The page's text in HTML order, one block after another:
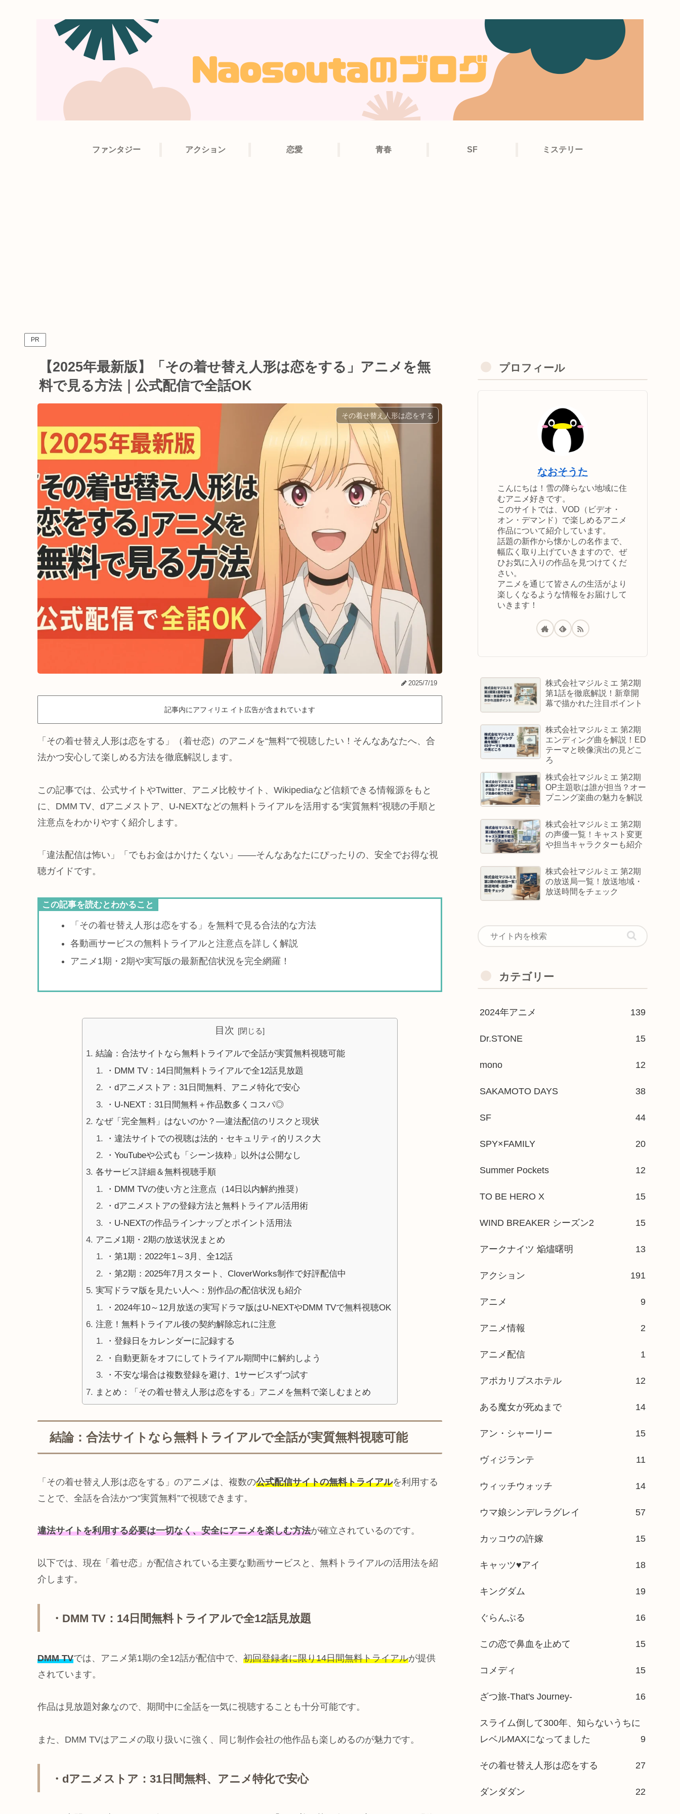
ファンタジー アクション 恋愛 青春 SF ミステリー
PR
【2025年最新版】「その着せ替え人形は恋をする」アニメを無
料で見る方法｜公式配信で全話OK
その着せ替え人形は恋をする
2025/7/19
記事内にアフィリエ イト広告が含まれています
「その着せ替え人形は恋をする」（着せ恋）のアニメを“無料”で視聴したい！そんなあなたへ、合
法かつ安心して楽しめる方法を徹底解説します。
この記事では、公式サイトやTwitter、アニメ比較サイト、Wikipediaなど信頼できる情報源をもと
に、DMM TV、dアニメストア、U‑NEXTなどの無料トライアルを活用する“実質無料”視聴の手順と
注意点をわかりやすく紹介します。
「違法配信は怖い」「でもお金はかけたくない」――そんなあなたにぴったりの、安全でお得な視
聴ガイドです。
この記事を読むとわかること
「その着せ替え人形は恋をする」を無料で見る合法的な方法
各動画サービスの無料トライアルと注意点を詳しく解説
アニメ1期・2期や実写版の最新配信状況を完全網羅！
目次
結論：合法サイトなら無料トライアルで全話が実質無料視聴可能
・DMM TV：14日間無料トライアルで全12話見放題
・dアニメストア：31日間無料、アニメ特化で安心
・U-NEXT：31日間無料＋作品数多くコスパ◎
なぜ「完全無料」はないのか？—違法配信のリスクと現状
・違法サイトでの視聴は法的・セキュリティ的リスク大
・YouTubeや公式も「シーン抜粋」以外は公開なし
各サービス詳細＆無料視聴手順
・DMM TVの使い方と注意点（14日以内解約推奨）
・dアニメストアの登録方法と無料トライアル活用術
・U-NEXTの作品ラインナップとポイント活用法
アニメ1期・2期の放送状況まとめ
・第1期：2022年1～3月、全12話
・第2期：2025年7月スタート、CloverWorks制作で好評配信中
実写ドラマ版を見たい人へ：別作品の配信状況も紹介
・2024年10～12月放送の実写ドラマ版はU-NEXTやDMM TVで無料視聴OK
注意！無料トライアル後の契約解除忘れに注意
・登録日をカレンダーに記録する
・自動更新をオフにしてトライアル期間中に解約しよう
・不安な場合は複数登録を避け、1サービスずつ試す
まとめ：「その着せ替え人形は恋をする」アニメを無料で楽しむまとめ
結論：合法サイトなら無料トライアルで全話が実質無料視聴可能
「その着せ替え人形は恋をする」のアニメは、複数の公式配信サイトの無料トライアルを利用する
ことで、全話を合法かつ“実質無料”で視聴できます。
違法サイトを利用する必要は一切なく、安全にアニメを楽しむ方法が確立されているのです。
以下では、現在「着せ恋」が配信されている主要な動画サービスと、無料トライアルの活用法を紹
介します。
・DMM TV：14日間無料トライアルで全12話見放題
DMM TVでは、アニメ第1期の全12話が配信中で、 初回登録者に限り14日間無料トライアルが提供
されています。
作品は見放題対象なので、期間中に全話を一気に視聴することも十分可能です。
また、DMM TVはアニメの取り扱いに強く、同じ制作会社の他作品も楽しめるのが魅力です。
・dアニメストア：31日間無料、アニメ特化で安心
プロフィール
なおそうた
こんにちは！雪の降らない地域に住
むアニメ好きです。
このサイトでは、VOD（ビデオ・
オン・デマンド）で楽しめるアニメ
作品について紹介しています。
話題の新作から懐かしの名作まで、
幅広く取り上げていきますので、ぜ
ひお気に入りの作品を見つけてくだ
さい。
アニメを通じて皆さんの生活がより
楽しくなるような情報をお届けして
いきます！
株式会社マジルミエ 第2期
第1話を徹底解説！新章開
幕で描かれた注目ポイント
株式会社マジルミエ 第2期
エンディング曲を解説！ED
テーマと映像演出の見どこ
ろ
株式会社マジルミエ 第2期
OP主題歌は誰が担当？オー
プニング楽曲の魅力を解説
株式会社マジルミエ 第2期
の声優一覧！キャスト変更
や担当キャラクターも紹介
株式会社マジルミエ 第2期
の放送局一覧！放送地域・
放送時間をチェック
カテゴリー
2024年アニメ 139
Dr.STONE 15
mono 12
SAKAMOTO DAYS 38
SF 44
SPY×FAMILY 20
Summer Pockets 12
TO BE HERO X 15
WIND BREAKER シーズン2 15
アークナイツ 焔燼曙明 13
アクション 191
アニメ 9
アニメ情報 2
アニメ配信 1
アポカリプスホテル 12
ある魔女が死ぬまで 14
アン・シャーリー 15
ヴィジランテ 11
ウィッチウォッチ 14
ウマ娘シンデレラグレイ 57
カッコウの許嫁 15
キャッツ♥アイ 18
キングダム 19
ぐらんぶる 16
この恋で鼻血を止めて 15
コメディ 15
ざつ旅-That's Journey- 16
スライム倒して300年、知らないうちに
レベルMAXになってました
9
その着せ替え人形は恋をする 27
ダンダダン 22